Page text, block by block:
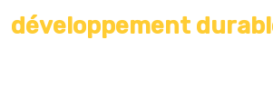
développement